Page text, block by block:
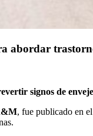
abordar
signos de
, fue publicado en el